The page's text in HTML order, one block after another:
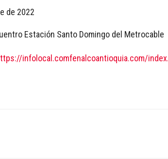
de 2022
Estación Santo Domingo del Metrocable
infolocal.comfenalcoantioquia.com/